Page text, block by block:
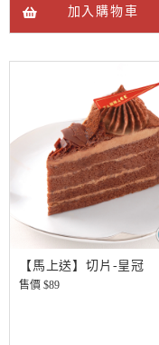
加入購物車
【馬上送】切片-皇冠
售價 $89